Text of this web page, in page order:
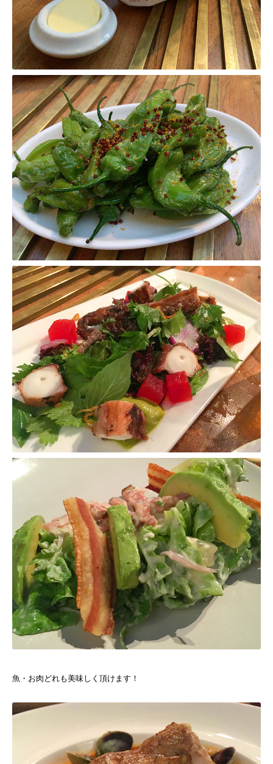
魚・お肉どれも美味しく頂けます！